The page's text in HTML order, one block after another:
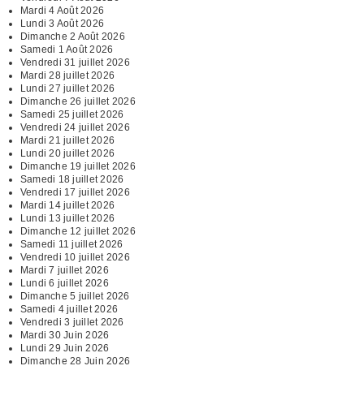
Mardi 4 Août 2026
Lundi 3 Août 2026
Dimanche 2 Août 2026
Samedi 1 Août 2026
Vendredi 31 juillet 2026
Mardi 28 juillet 2026
Lundi 27 juillet 2026
Dimanche 26 juillet 2026
Samedi 25 juillet 2026
Vendredi 24 juillet 2026
Mardi 21 juillet 2026
Lundi 20 juillet 2026
Dimanche 19 juillet 2026
Samedi 18 juillet 2026
Vendredi 17 juillet 2026
Mardi 14 juillet 2026
Lundi 13 juillet 2026
Dimanche 12 juillet 2026
Samedi 11 juillet 2026
Vendredi 10 juillet 2026
Mardi 7 juillet 2026
Lundi 6 juillet 2026
Dimanche 5 juillet 2026
Samedi 4 juillet 2026
Vendredi 3 juillet 2026
Mardi 30 Juin 2026
Lundi 29 Juin 2026
Dimanche 28 Juin 2026